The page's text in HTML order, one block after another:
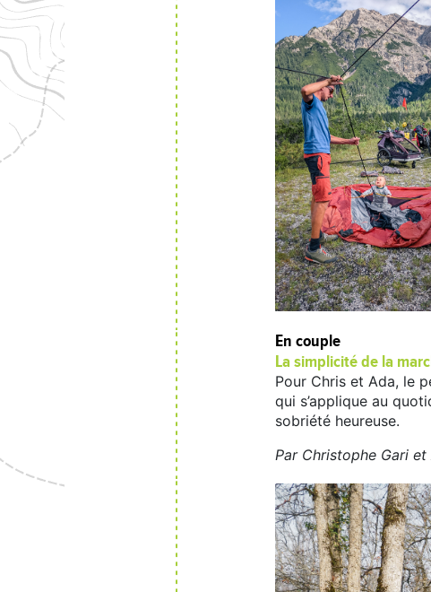
En couple
La simplicité de la
Pour Chris et Ada, le
qui s’applique au
sobriété heureuse.
Par Christophe Gari